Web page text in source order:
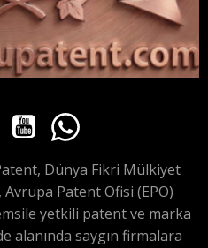
Dünya Fikri Mülkiyet
Patent Ofisi (EPO)
yetkili patent ve marka
alanında saygın firmalara